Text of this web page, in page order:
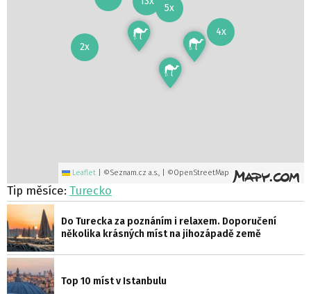
2x
4x
5x
Leaflet ©Seznam.cz a.s., | ©OpenStreetMap
Tip měsíce: Turecko
Do Turecka za poznáním i relaxem. Doporučení
několika krásných míst na jihozápadě země
Top 10 míst v Istanbulu